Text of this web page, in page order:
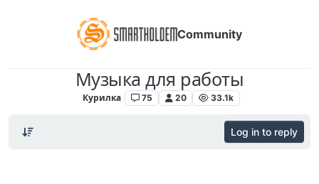
Community
Музыка для работы
Курилка 75 20 33.1k
Log in to reply